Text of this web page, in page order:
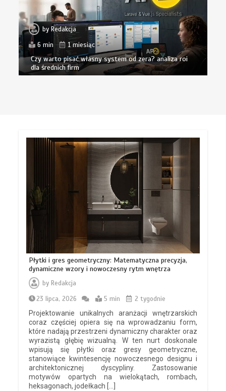
byRedakcja
6 min
1 miesiąc
Czy warto pisać własny system od zera? analiza roi
dla średnich firm
Płytki i gres geometryczny: Matematyczna precyzja,
dynamiczne wzory i nowoczesny rytm wnętrza
byRedakcja
23 lipca, 2026
5 min
2 tygodnie
Projektowanie unikalnych aranżacji wnętrzarskich
coraz częściej opiera się na wprowadzaniu form,
które nadają przestrzeni dynamiczny charakter oraz
wyrazistą głębię wizualną. W ten nurt doskonale
wpisują się płytki oraz gresy geometryczne,
stanowiące kwintesencję nowoczesnego designu i
architektonicznej dyscypliny. Zastosowanie
motywów opartych na wielokątach, rombach,
heksagonach, jodełkach […]